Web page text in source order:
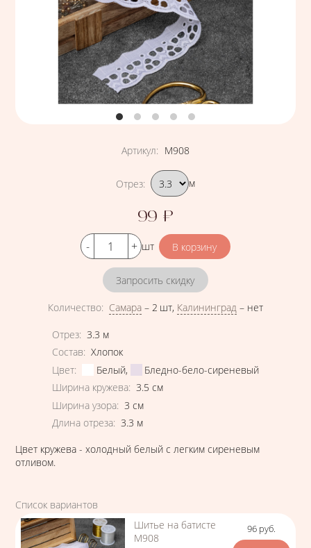
Артикул: М908
Подобрать вариант
Отрез: м
Цена
99 ₽
Кол-во шт
Запросить скидку
Количество: Самара –2 шт, Калининград – нет
Характеристики
Отрез: 3.3 м
Состав: Хлопок
Цвет: Белый,
Бледно-бело-сиреневый
Ширина кружева: 3.5 см
Ширина узора: 3 см
Длина отреза: 3.3 м
Цвет кружева - холодный белый с легким сиреневым
отливом.
Список вариантов
Шитье на батисте
М908
Цена
96 руб.